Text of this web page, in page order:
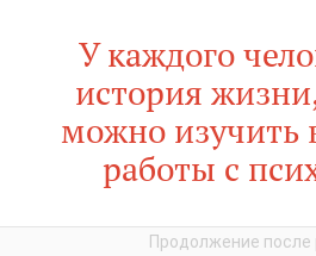
У каждого
история
можно изучить
работы с